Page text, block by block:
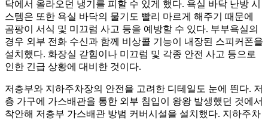
닥에서 올라오던 냉기를 피할 수 있게 했다. 욕실 바닥 난방 시
스템은 또한 욕실 바닥의 물기도 빨리 마르게 해주기 때문에
곰팡이 서식 및 미끄럼 사고 등을 예방할 수 있다. 부부욕실의
경우 외부 전화 수신과 함께 비상콜 기능이 내장된 스피커폰을
설치했다. 화장실 갇힘이나 미끄럼 및 각종 안전 사고 등으로
인한 긴급 상황에 대비한 것이다.
저층부와 지하주차장의 안전을 고려한 디테일도 눈에 띈다. 저
층 가구에 가스배관을 통한 외부 침입이 왕왕 발생했던 것에서
착안해 저층부 가스배관 방범 커버시설을 설치했다. 지하주차